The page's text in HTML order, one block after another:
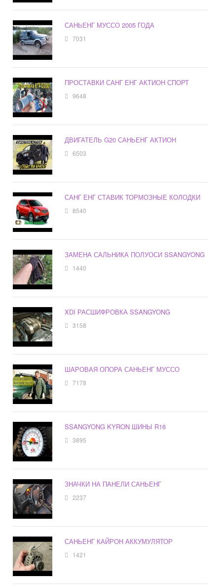
САНЬЕНГ МУССО 2005 ГОДА
7031
ПРОСТАВКИ САНГ ЕНГ АКТИОН СПОРТ
9648
ДВИГАТЕЛЬ G20 САНЬЕНГ АКТИОН
6503
САНГ ЕНГ СТАВИК ТОРМОЗНЫЕ КОЛОДКИ
8540
ЗАМЕНА САЛЬНИКА ПОЛУОСИ SSANGYONG
1440
XDI РАСШИФРОВКА SSANGYONG
3158
ШАРОВАЯ ОПОРА САНЬЕНГ МУССО
7178
SSANGYONG KYRON ШИНЫ R16
3895
ЗНАЧКИ НА ПАНЕЛИ САНЬЕНГ
2237
САНЬЕНГ КАЙРОН АККУМУЛЯТОР
1421